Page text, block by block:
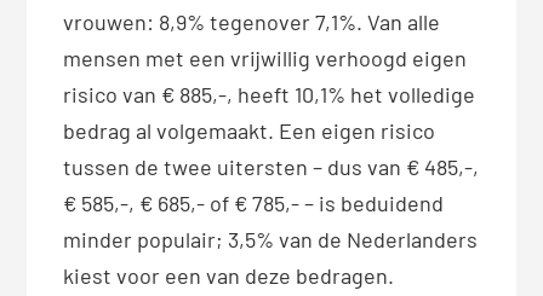
vrouwen: 8,9% tegenover 7,1%. Van alle
mensen met een vrijwillig verhoogd eigen
risico van € 885,-, heeft 10,1% het volledige
bedrag al volgemaakt. Een eigen risico
tussen de twee uitersten – dus van € 485,-,
€ 585,-, € 685,- of € 785,- – is beduidend
minder populair; 3,5% van de Nederlanders
kiest voor een van deze bedragen.